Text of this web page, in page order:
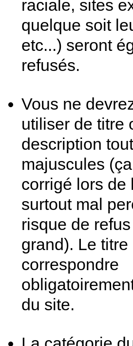
raciale, sites
quelque soit
etc...) seront
refusés.
Vous ne
utiliser de titre
description
majuscules
corrigé lors de
surtout mal
risque de
grand). Le titre
correspondre
du site.